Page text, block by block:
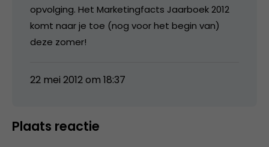
opvolging. Het Marketingfacts Jaarboek 2012
komt naar je toe (nog voor het begin van)
deze zomer!
22 mei 2012 om 18:37
Plaats reactie